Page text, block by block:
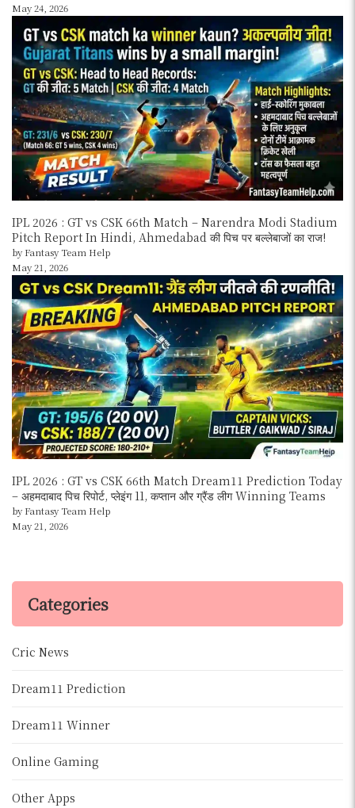
May 24, 2026
IPL 2026 : GT vs CSK 66th Match – Narendra Modi Stadium
Pitch Report In Hindi, Ahmedabad की पिच पर बल्लेबाजों का राज!
by Fantasy Team Help
May 21, 2026
IPL 2026 : GT vs CSK 66th Match Dream11 Prediction Today
– अहमदाबाद पिच रिपोर्ट, प्लेइंग 11, कप्तान और ग्रैंड लीग Winning Teams
by Fantasy Team Help
May 21, 2026
Categories
Cric News
Dream11 Prediction
Dream11 Winner
Online Gaming
Other Apps